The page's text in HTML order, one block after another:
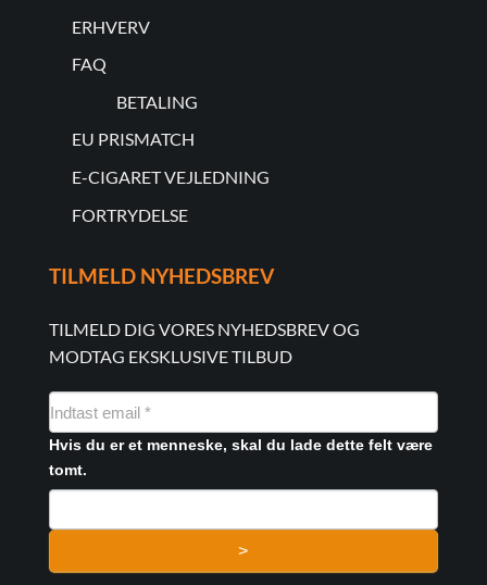
ERHVERV
FAQ
BETALING
EU PRISMATCH
E-CIGARET VEJLEDNING
FORTRYDELSE
TILMELD NYHEDSBREV
TILMELD DIG VORES NYHEDSBREV OG
MODTAG EKSKLUSIVE TILBUD
NYHEDSMAIL
FORMULAR
Hvis du er et menneske, skal du lade dette felt være
tomt.
>